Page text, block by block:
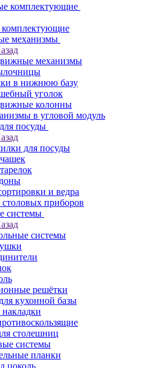
комплектующие
механизмы
механизмы
в нижнюю базу
уголок
колонны
в угловой модуль
посуды
для посуды
и ведра
приборов
системы
системы
решётки
кухонной базы
столешниц
системы
планки
цоколь